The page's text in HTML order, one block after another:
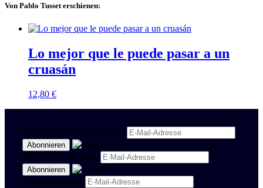
Von Pablo Tusset erschienen:
Lo mejor que le puede pasar a un
cruasán
12,80 €
Newsletter Politik & Kultur
Newsletter Spanisch
Region Stuttgart